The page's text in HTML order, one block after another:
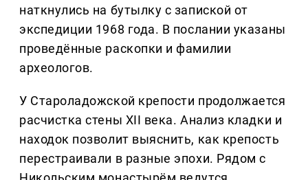
наткнулись на бутылку с запиской от
экспедиции 1968 года. В послании указаны
проведённые раскопки и фамилии
археологов.
У Староладожской крепости продолжается
расчистка стены XII века. Анализ кладки и
находок позволит выяснить, как крепость
перестраивали в разные эпохи. Рядом с